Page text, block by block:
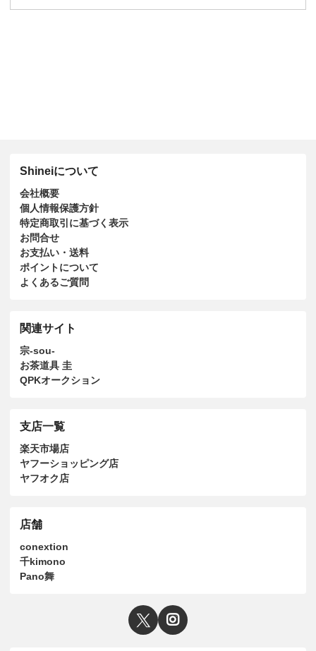
Shineiについて
会社概要
個人情報保護方針
特定商取引に基づく表示
お問合せ
お支払い・送料
ポイントについて
よくあるご質問
関連サイト
宗-sou-
お茶道具 圭
QPKオークション
支店一覧
楽天市場店
ヤフーショッピング店
ヤフオク店
店舗
conextion
千kimono
Pano舞